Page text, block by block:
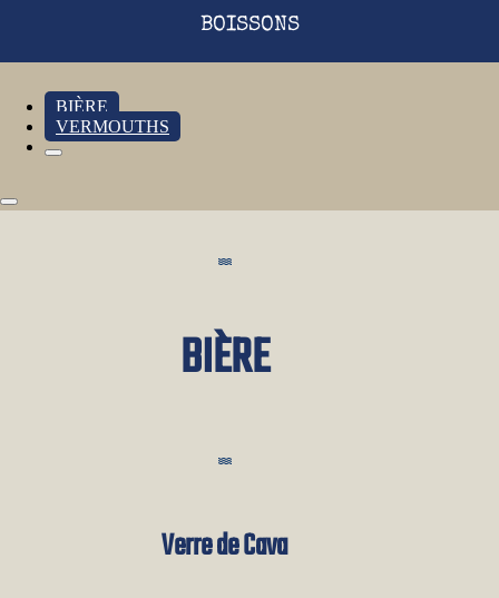
BOISSONS
BIÈRE
VERMOUTHS
BIÈRE
Verre de Cava